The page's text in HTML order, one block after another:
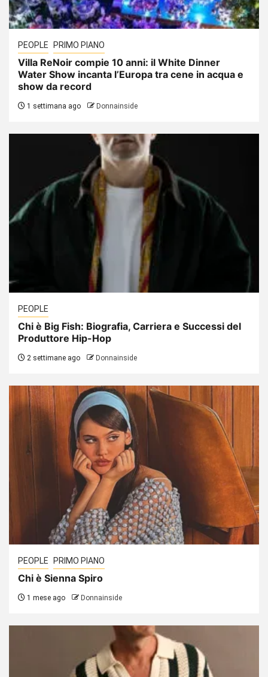
PEOPLE PRIMO PIANO
Villa ReNoir compie 10 anni: il White Dinner
Water Show incanta l’Europa tra cene in acqua e
show da record
1 settimana ago Donnainside
PEOPLE
Chi è Big Fish: Biografia, Carriera e Successi del
Produttore Hip-Hop
2 settimane ago Donnainside
PEOPLE PRIMO PIANO
Chi è Sienna Spiro
1 mese ago Donnainside